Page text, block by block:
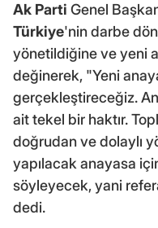
Ak Parti Genel Başkan
Türkiye'nin darbe
yönetildiğine ve yeni
değinerek, "Yeni
gerçekleştireceğiz.
ait tekel bir haktır.
doğrudan ve dolaylı
yapılacak anayasa
söyleyecek, yani
dedi.